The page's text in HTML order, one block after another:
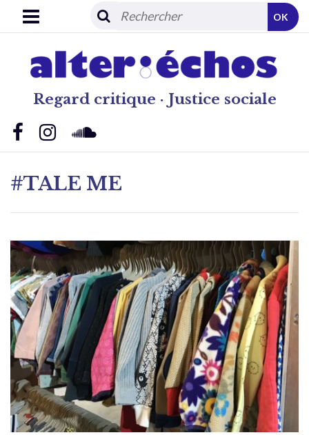
Regard critique · Justice sociale
OK
#TALE ME